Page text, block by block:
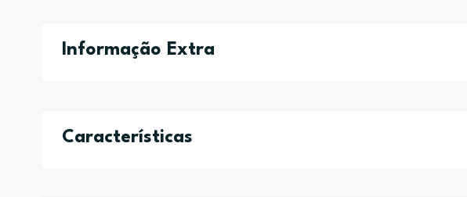
Informação Extra
Características